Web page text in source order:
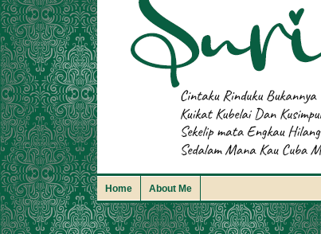
Home About Me